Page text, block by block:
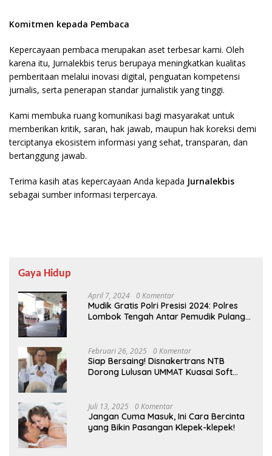
Komitmen kepada Pembaca
Kepercayaan pembaca merupakan aset terbesar kami. Oleh
karena itu, Jurnalekbis terus berupaya meningkatkan kualitas
pemberitaan melalui inovasi digital, penguatan kompetensi
jurnalis, serta penerapan standar jurnalistik yang tinggi.
Kami membuka ruang komunikasi bagi masyarakat untuk
memberikan kritik, saran, hak jawab, maupun hak koreksi demi
terciptanya ekosistem informasi yang sehat, transparan, dan
bertanggung jawab.
Terima kasih atas kepercayaan Anda kepada Jurnalekbis
sebagai sumber informasi terpercaya.
Gaya Hidup
April 7, 2024 0 Komentar
Mudik Gratis Polri Presisi 2024: Polres
Lombok Tengah Antar Pemudik Pulang
Februari 26, 2025 0 Komentar
Siap Bersaing! Disnakertrans NTB
Dorong Lulusan UMMAT Kuasai Soft
Juli 13, 2025 0 Komentar
Jangan Cuma Masuk, Ini Cara Bercinta
yang Bikin Pasangan Klepek-klepek!